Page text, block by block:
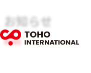
お知らせ
News